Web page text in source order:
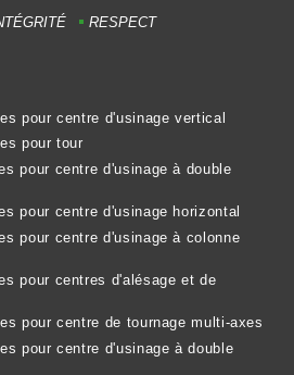
RESPECT
pour centre d'usinage vertical
pour tour
pour centre d'usinage à double
pour centre d'usinage horizontal
pour centre d'usinage à colonne
pour centres d'alésage et de
pour centre de tournage multi-axes
pour centre d'usinage à double